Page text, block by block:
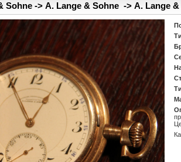
Sohne -> A. Lange & Sohne -> A. Lange &